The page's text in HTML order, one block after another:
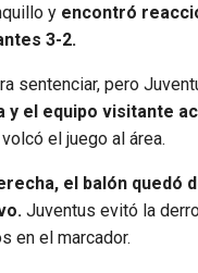
y encontró
3-2.
sentenciar, pero
el equipo visitante
el juego al área.
el balón
Juventus evitó la
en el marcador.